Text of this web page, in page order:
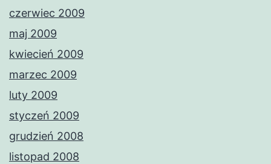
czerwiec 2009
maj 2009
kwiecień 2009
marzec 2009
luty 2009
styczeń 2009
grudzień 2008
listopad 2008